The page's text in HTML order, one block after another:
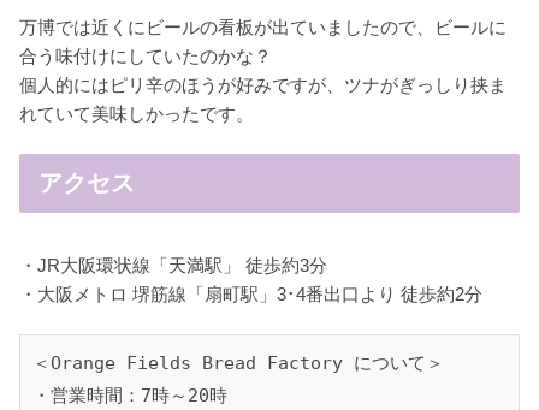
万博では近くにビールの看板が出ていましたので、ビールに
合う味付けにしていたのかな？
個人的にはピリ辛のほうが好みですが、ツナがぎっしり挟ま
れていて美味しかったです。
アクセス
・JR大阪環状線「天満駅」 徒歩約3分
・大阪メトロ 堺筋線「扇町駅」3･4番出口より 徒歩約2分
＜Orange Fields Bread Factory について＞
・営業時間：7時～20時